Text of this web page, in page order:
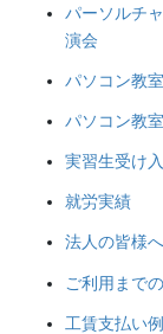
パーソルチ
演会
パソコン教
パソコン教
実習生受け
就労実績
法人の皆様へ
ご利用まで
工賃支払い例